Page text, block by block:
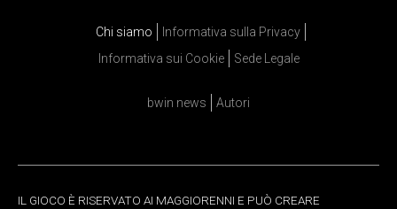
Chi siamo
Informativa sulla Privacy
Informativa sui Cookie
Sede Legale
bwin news Autori
IL GIOCO È RISERVATO AI MAGGIORENNI E PUÒ CREARE